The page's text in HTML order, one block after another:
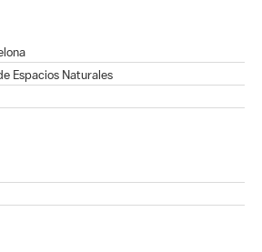
Espacios Naturales